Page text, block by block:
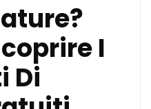
I
Di